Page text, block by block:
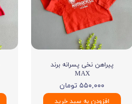
پیراهن نخی پسرانه برند
MAX
۵۵۰,۰۰۰ تومان
افزودن به سبد خرید